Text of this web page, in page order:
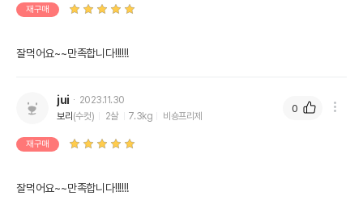
재구매
잘먹어요~~만족합니다!!!!!!
jui
2023.11.30
보리 (수컷) 2살 7.3kg 비숑프리제
재구매
잘먹어요~~만족합니다!!!!!!
0